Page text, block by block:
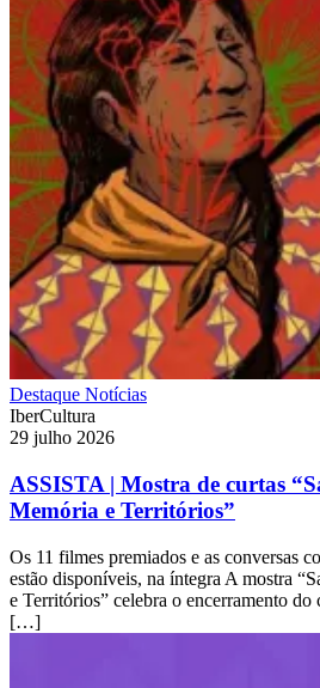
Destaque Notícias
IberCultura
29 julho 2026
ASSISTA | Mostra de curtas
Memória e Territórios”
Os 11 filmes premiados e as conversas
estão disponíveis, na íntegra A mostra
e Territórios” celebra o encerramento
[…]